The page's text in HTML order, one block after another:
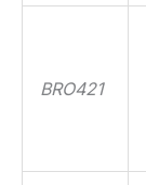
BRO421